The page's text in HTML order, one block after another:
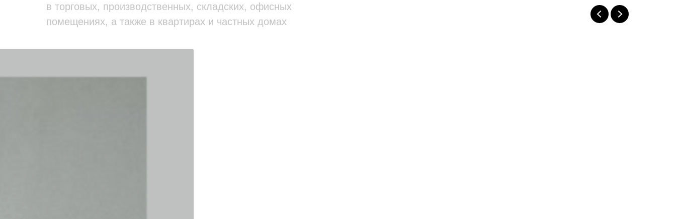
в торговых, производственных, складских, офисных
помещениях, а также в квартирах и частных домах